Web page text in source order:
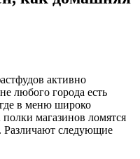
активно
любого города есть
в меню широко
магазинов ломятся
Различают следующие